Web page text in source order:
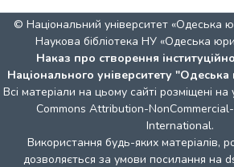
© Національний університет «Одеська
Наукова бібліотека НУ «Одеська
Наказ про створення
Національного університету
Всі матеріали на цьому сайті розміщені на
Commons Attribution-
International.
Використання будь-яких матеріалів,
дозволяється за умови посилання на